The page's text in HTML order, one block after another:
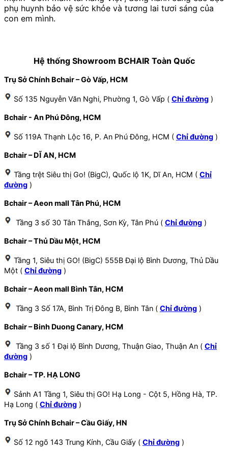
phụ huynh bảo vệ sức khỏe và tương lai tươi sáng của
con em mình.
Hệ thống Showroom BCHAIR Toàn Quốc
Trụ Sở Chính Bchair – Gò Vấp, HCM
Số 135 Nguyễn Văn Nghi, Phường 1, Gò Vấp ( Chỉ đường )
Bchair - An Phú Đông, HCM
Số 119A Thạnh Lộc 16, P. An Phú Đông, HCM ( Chỉ đường )
Bchair – DĨ AN, HCM
Tầng trệt Siêu thị Go! (BigC), Quốc lộ 1K, Dĩ An, HCM ( Chỉ
đường )
Bchair – Aeon mall Tân Phú, HCM
Tầng 3 số 30 Tân Thắng, Sơn Kỳ, Tân Phú ( Chỉ đường )
Bchair – Thủ Dầu Một, HCM
Tầng 1, Siêu thị GO! (BigC) 555B Đại lộ Bình Dương, Thủ Dầu
Một ( Chỉ đường )
Bchair – Aeon mall Bình Tân, HCM
Tầng 3 Số 17A, Bình Trị Đông B, Bình Tân ( Chỉ đường )
Bchair – Binh Duong Canary, HCM
Tầng 3 số 1 Đại lộ Bình Dương, Thuận Giao, Thuận An ( Chỉ
đường )
Bchair – TP. HẠ LONG
Sảnh A1 Tầng 1, Siêu thị GO! Hạ Long - Cột 5, Hồng Hà, TP.
Hạ Long ( Chỉ đường )
Trụ Sở Chính Bchair – Cầu Giấy, HN
Số 12 ngõ 143 Trung Kính, Cầu Giấy ( Chỉ đường )